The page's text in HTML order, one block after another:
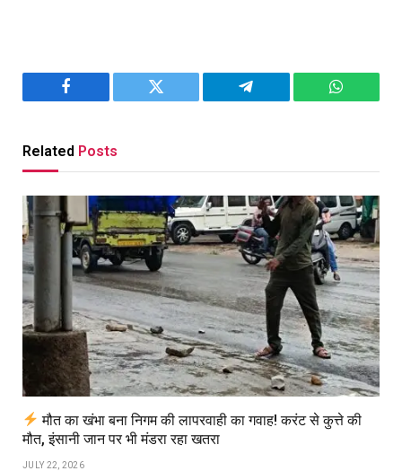
Facebook Twitter Telegram
Related Posts
मौत का खंभा बना निगम की लापरवाही का गवाह! करंट से कुत्ते की
मौत, इंसानी जान पर भी मंडरा रहा खतरा
JULY 22, 2026